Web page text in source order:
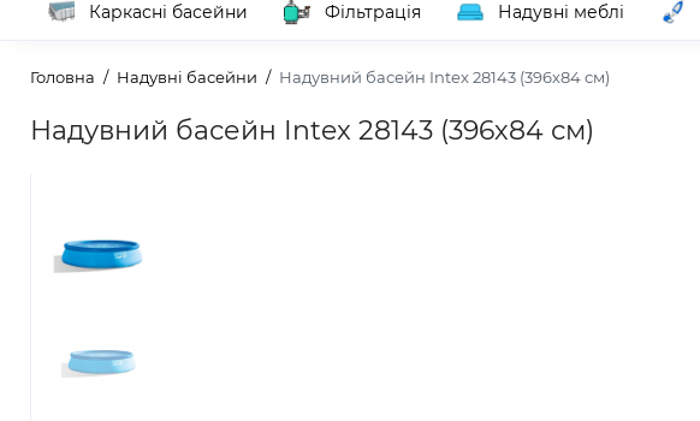
Каркасні басейни Фільтрація Надувні меблі
Головна Надувні басейни Надувний басейн Intex 28143 (396х84 см)
Надувний басейн Intex 28143 (396х84 см)